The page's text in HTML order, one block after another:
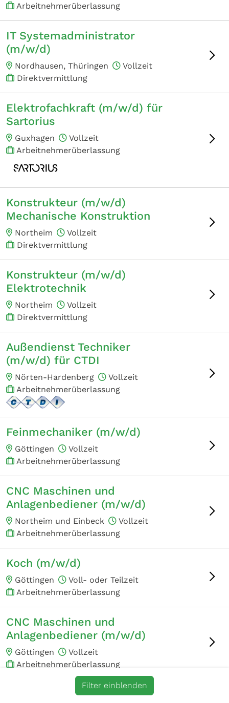
Filter einblenden
Arbeitnehmerüberlassung
IT Systemadministrator
(m/w/d)
Nordhausen, Thüringen
Vollzeit
Direktvermittlung
Elektrofachkraft (m/w/d) für
Sartorius
Guxhagen
Vollzeit
Arbeitnehmerüberlassung
Konstrukteur (m/w/d)
Mechanische Konstruktion
Northeim
Vollzeit
Direktvermittlung
Konstrukteur (m/w/d)
Elektrotechnik
Northeim
Vollzeit
Direktvermittlung
Außendienst Techniker
(m/w/d) für CTDI
Nörten-Hardenberg
Vollzeit
Arbeitnehmerüberlassung
Feinmechaniker (m/w/d)
Göttingen
Vollzeit
Arbeitnehmerüberlassung
CNC Maschinen und
Anlagenbediener (m/w/d)
Northeim und Einbeck
Vollzeit
Arbeitnehmerüberlassung
Koch (m/w/d)
Göttingen
Voll- oder Teilzeit
Arbeitnehmerüberlassung
CNC Maschinen und
Anlagenbediener (m/w/d)
Göttingen
Vollzeit
Arbeitnehmerüberlassung